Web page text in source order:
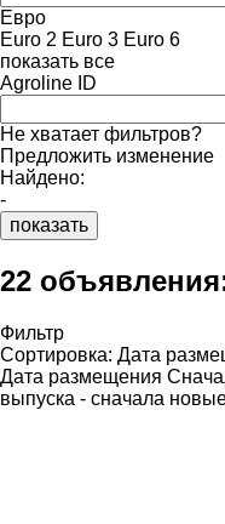
Евро
Euro 2 Euro 3 Euro 6
показать все
Agroline ID
Не хватает фильтров?
Предложить изменение
Найдено:
-
показать
22
Фильтр
Сортировка: Дата
Дата размещения
выпуска - сначала